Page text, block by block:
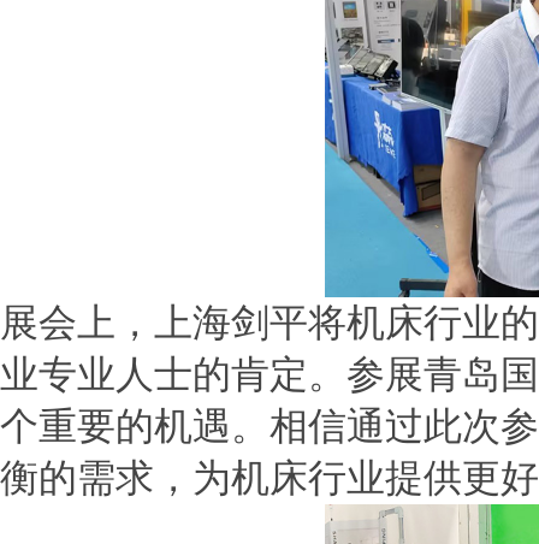
展会上，上海剑平将机床行业
业专业人士的肯定。参展青岛
个重要的机遇。相信通过此次
衡的需求，为机床行业提供更